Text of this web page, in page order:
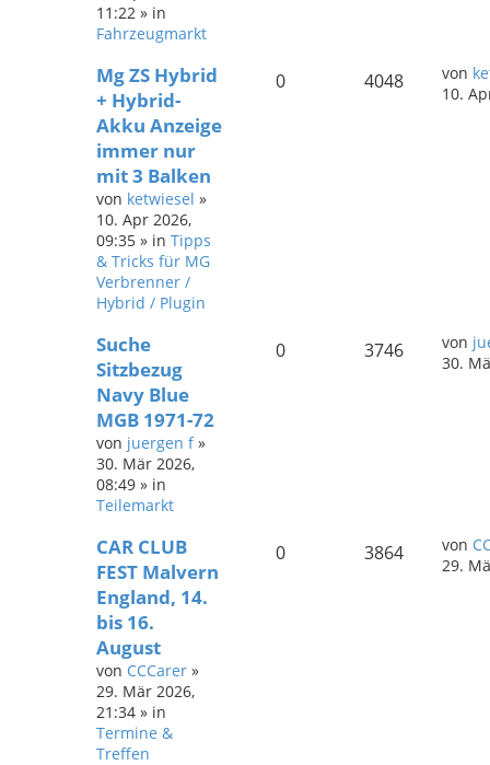
11:22 » in
Fahrzeugmarkt
Mg ZS Hybrid
+ Hybrid-
Akku Anzeige
immer nur
mit 3 Balken
von ketwiesel »
10. Apr 2026,
09:35 » in Tipps
& Tricks für MG
Verbrenner /
Hybrid / Plugin
0 4048 von
10.
Suche
Sitzbezug
Navy Blue
MGB 1971-72
von juergen f»
30. Mär 2026,
08:49 » in
Teilemarkt
0 3746 von
30.
CAR CLUB
FEST Malvern
England, 14.
bis 16.
August
von CCCarer »
29. Mär 2026,
21:34 » in
Termine &
Treffen
0 3864 von
29.